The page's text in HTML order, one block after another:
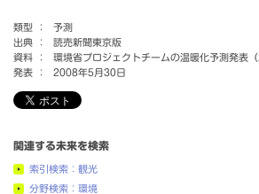
類型 ：
予測
出典 ：
読売新聞東京版
資料 ：
環境省プロジェクトチームの温暖化予測発表（
発表 ：
2008年5月30日
関連する未来を検索
索引検索：観光
分野検索：環境